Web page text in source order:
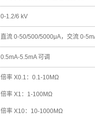
0-1.2/6 kV
直流 0-50/500/5000μA，交流 0-
0.5mA-5.5mA 可调
倍率 X0.1：0.1-10MΩ
倍率 X1：1-100MΩ
倍率 X10：10-1000MΩ